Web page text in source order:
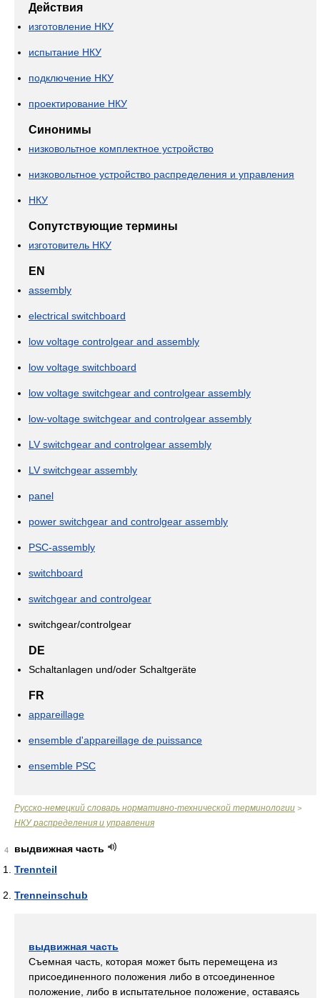
Действия
изготовление НКУ
испытание НКУ
подключение НКУ
проектирование НКУ
Синонимы
низковольтное комплектное устройство
низковольтное устройство распределения и управления
НКУ
Сопутствующие термины
изготовитель НКУ
EN
assembly
electrical switchboard
low voltage controlgear and assembly
low voltage switchboard
low voltage switchgear and controlgear assembly
low-voltage switchgear and controlgear assembly
LV switchgear and controlgear assembly
LV switchgear assembly
panel
power switchgear and controlgear assembly
PSC-assembly
switchboard
switchgear and controlgear
switchgear/controlgear
DE
Schaltanlagen und/oder Schaltgeräte
FR
appareillage
ensemble d'appareillage de puissance
ensemble PSC
Русско-немецкий словарь нормативно-технической терминологии >
НКУ распределения и управления
4
выдвижная часть
Trennteil
Trenneinschub
выдвижная часть
Съемная часть, которая может быть перемещена из
присоединенного положения либо в отсоединенное
положение, либо в испытательное положение, оставаясь